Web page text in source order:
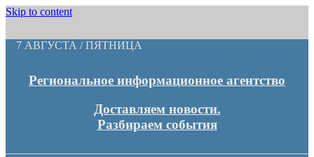
Skip to content
7 АВГУСТА / ПЯТНИЦА
Региональное информационное агентство
Доставляем новости.
Разбираем события